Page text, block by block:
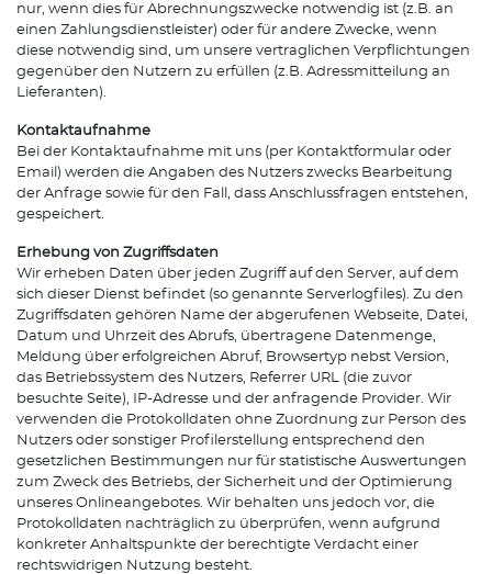
nur, wenn dies für Abrechnungszwecke notwendig ist (z.B. an
einen Zahlungsdienstleister) oder für andere Zwecke, wenn
diese notwendig sind, um unsere vertraglichen Verpflichtungen
gegenüber den Nutzern zu erfüllen (z.B. Adressmitteilung an
Lieferanten).
Kontaktaufnahme
Bei der Kontaktaufnahme mit uns (per Kontaktformular oder
Email) werden die Angaben des Nutzers zwecks Bearbeitung
der Anfrage sowie für den Fall, dass Anschlussfragen entstehen,
gespeichert.
Erhebung von Zugriffsdaten
Wir erheben Daten über jeden Zugriff auf den Server, auf dem
sich dieser Dienst befindet (so genannte Serverlogfiles). Zu den
Zugriffsdaten gehören Name der abgerufenen Webseite, Datei,
Datum und Uhrzeit des Abrufs, übertragene Datenmenge,
Meldung über erfolgreichen Abruf, Browsertyp nebst Version,
das Betriebssystem des Nutzers, Referrer URL (die zuvor
besuchte Seite), IP-Adresse und der anfragende Provider. Wir
verwenden die Protokolldaten ohne Zuordnung zur Person des
Nutzers oder sonstiger Profilerstellung entsprechend den
gesetzlichen Bestimmungen nur für statistische Auswertungen
zum Zweck des Betriebs, der Sicherheit und der Optimierung
unseres Onlineangebotes. Wir behalten uns jedoch vor, die
Protokolldaten nachträglich zu überprüfen, wenn aufgrund
konkreter Anhaltspunkte der berechtigte Verdacht einer
rechtswidrigen Nutzung besteht.